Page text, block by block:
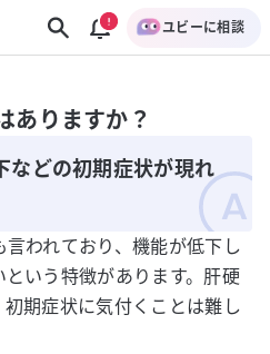
ユビーに相談
ありますか？
などの初期症状が現れ
われており、機能が低下し
いう特徴があります。肝硬
期症状に気付くことは難し